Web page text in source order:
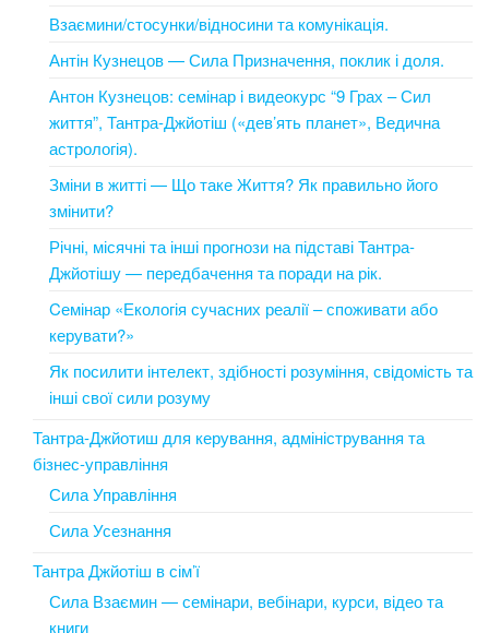
Взаємини/стосунки/відносини та комунікація.
Антін Кузнецов — Сила Призначення, поклик і доля.
Антон Кузнецов: семінар і видеокурс “9 Грах – Сил
життя”, Тантра-Джйотіш («дев’ять планет», Ведична
астрологія).
Зміни в житті — Що таке Життя? Як правильно його
змінити?
Річні, місячні та інші прогнози на підставі Тантра-
Джйотішу — передбачення та поради на рік.
Cемінар «Екологія сучасних реалії – споживати або
керувати?»
Як посилити інтелект, здібності розуміння, свідомість та
інші свої сили розуму
Тантра-Джйотиш для керування, адміністрування та
бізнес-управління
Сила Управління
Сила Усезнання
Тантра Джйотіш в сім’ї
Сила Взаємин — семінари, вебінари, курси, відео та
книги